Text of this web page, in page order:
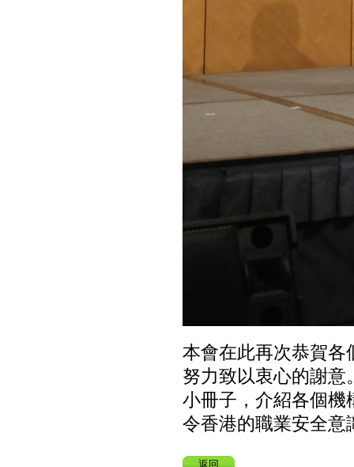
本會在此再次恭賀各
努力致以衷心的謝意
小冊子，介紹各個機
令香港的職業安全意
返回